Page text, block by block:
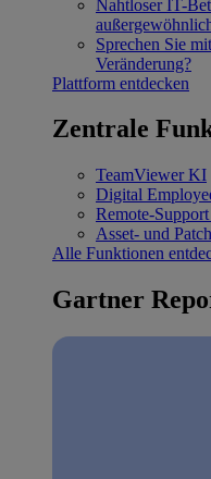
Nahtloser IT-
Sprechen Sie
Veränderung?
Plattform entdecken
Zentrale
TeamViewer KI
Digital
Remote-
Asset- und
Alle Funktionen
Gartner